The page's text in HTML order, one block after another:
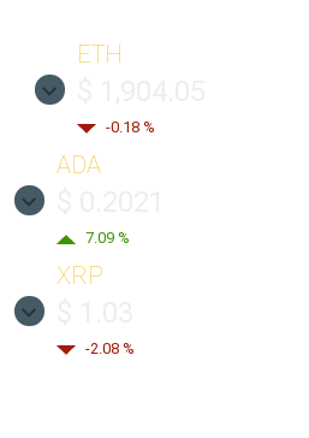
ETH
-0.18 %
ADA
7.09 %
XRP
-2.08 %